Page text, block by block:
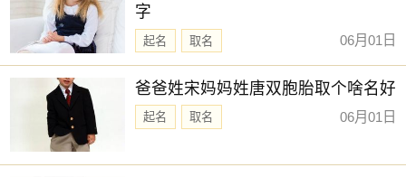
【书娴】 【子念】 【安怡】 【栩如】
【诗暮】 【宜珊】 【念芙】 【诗渝】
【安盈】 【惜时】 【皙然】 【云谣】
赐子好名，能伴子一生。想给宝宝取一个好名字吗？选
择下方的【宝宝起名】，为孩子起一个吉利的好名字吧。
字
起名 取名 06月01日
爸爸姓宋妈妈姓唐双胞胎取个啥名好
起名 取名 06月01日